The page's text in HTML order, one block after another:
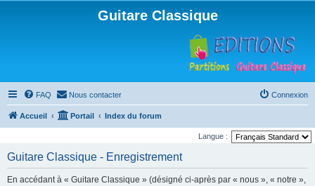
Guitare Classique
FAQ Nous contacter Connexion
Accueil Portail Index du forum
Langue :
Guitare Classique - Enregistrement
En accédant à « Guitare Classique » (désigné ci-après par « nous », « notre »,